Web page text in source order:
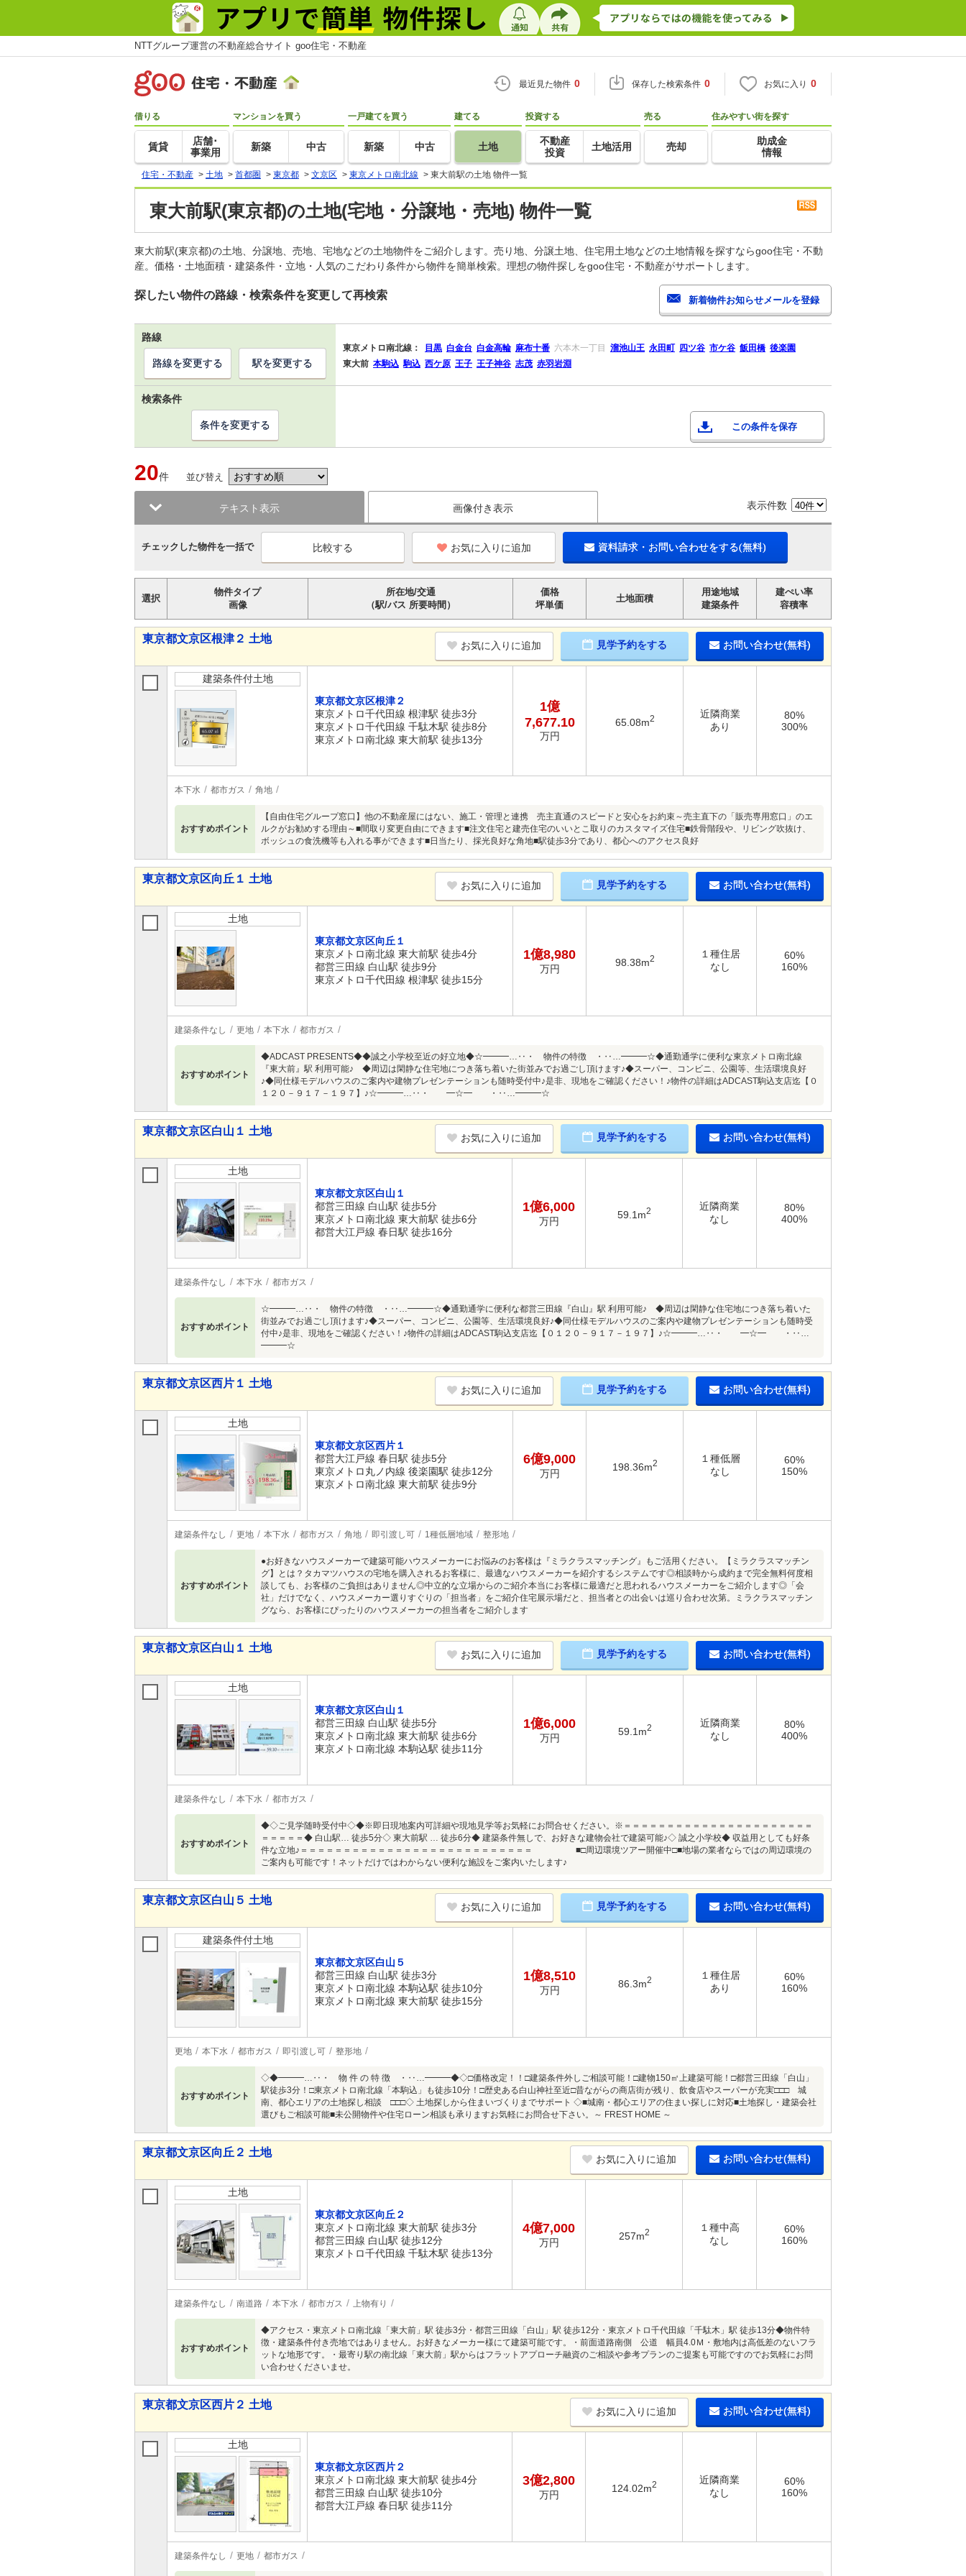
NTTグループ運営の不動産総合サイト goo住宅・不動産
最近見た物件 0 保存した検索条件 0 お気に入り 0
借りる
賃貸
店舗･
事業用
マンションを買う
新築 中古
一戸建てを買う
新築 中古
建てる
土地
投資する
不動産
投資
土地活用
売る
売却
住みやすい街を探す
助成金
情報
住宅・不動産 > 土地 > 首都圏 > 東京都 > 文京区 > 東京メトロ南北線 > 東大前駅の土地 物件一覧
東大前駅(東京都)の土地(宅地・分譲地・売地) 物件一覧
東大前駅(東京都)の土地、分譲地、売地、宅地などの土地物件をご紹介します。売り地、分譲土地、住宅用土地などの土地情報を探すならgoo住宅・不動
産。価格・土地面積・建築条件・立地・人気のこだわり条件から物件を簡単検索。理想の物件探しをgoo住宅・不動産がサポートします。
探したい物件の路線・検索条件を変更して再検索
路線
東京メトロ南北線： 目黒 白金台 白金高輪 麻布十番 六本木一丁目 溜池山王 永田町 四ツ谷 市ケ谷 飯田橋 後楽園
東大前 本駒込 駒込 西ケ原 王子 王子神谷 志茂 赤羽岩淵
路線を変更する 駅を変更する
検索条件
この条件を保存
条件を変更する
20件 並び替え
テキスト表示 画像付き表示 表示件数
チェックした物件を一括で お気に入りに追加 資料請求・お問い合わせをする(無料)
選択
物件タイプ
画像
所在地/交通
（駅/バス 所要時間）
価格
坪単価
土地面積
用途地域
建築条件
建ぺい率
容積率
東京都文京区根津２ 土地
お気に入りに追加 見学予約をする お問い合わせ(無料)
建築条件付土地
東京都文京区根津２
東京メトロ千代田線 根津駅 徒歩3分
東京メトロ千代田線 千駄木駅 徒歩8分
東京メトロ南北線 東大前駅 徒歩13分
1億
7,677.10
万円
65.08m2
近隣商業
あり
80%
300%
本下水 都市ガス 角地
おすすめポイント
【自由住宅グループ窓口】他の不動産屋にはない、施工・管理と連携 売主直通のスピードと安心をお約束～売主直下の「販売専用窓口」のエ
ルクがお勧めする理由～■間取り変更自由にできます■注文住宅と建売住宅のいいとこ取りのカスタマイズ住宅■鉄骨階段や、リビング吹抜け、
ボッシュの食洗機等も入れる事ができます■日当たり、採光良好な角地■駅徒歩3分であり、都心へのアクセス良好
東京都文京区向丘１ 土地
お気に入りに追加 見学予約をする お問い合わせ(無料)
土地
東京都文京区向丘１
東京メトロ南北線 東大前駅 徒歩4分
都営三田線 白山駅 徒歩9分
東京メトロ千代田線 根津駅 徒歩15分
1億8,980
万円
98.38m2
１種住居
なし
60%
160%
建築条件なし 更地 本下水 都市ガス
おすすめポイント
◆ADCAST PRESENTS◆◆誠之小学校至近の好立地◆☆━━━…‥・ 物件の特徴 ・‥…━━━☆◆通勤通学に便利な東京メトロ南北線
『東大前』駅 利用可能♪ ◆周辺は閑静な住宅地につき落ち着いた街並みでお過ごし頂けます♪◆スーパー、コンビニ、公園等、生活環境良好
♪◆同仕様モデルハウスのご案内や建物プレゼンテーションも随時受付中♪是非、現地をご確認ください！♪物件の詳細はADCAST駒込支店迄【０
１２０－９１７－１９７】♪☆━━━…‥・ ━☆━ ・‥…━━━☆
東京都文京区白山１ 土地
お気に入りに追加 見学予約をする お問い合わせ(無料)
土地
東京都文京区白山１
都営三田線 白山駅 徒歩5分
東京メトロ南北線 東大前駅 徒歩6分
都営大江戸線 春日駅 徒歩16分
1億6,000
万円
59.1m2
近隣商業
なし
80%
400%
建築条件なし 本下水 都市ガス
おすすめポイント
☆━━━…‥・ 物件の特徴 ・‥…━━━☆◆通勤通学に便利な都営三田線『白山』駅 利用可能♪ ◆周辺は閑静な住宅地につき落ち着いた
街並みでお過ごし頂けます♪◆スーパー、コンビニ、公園等、生活環境良好♪◆同仕様モデルハウスのご案内や建物プレゼンテーションも随時受
付中♪是非、現地をご確認ください！♪物件の詳細はADCAST駒込支店迄【０１２０－９１７－１９７】♪☆━━━…‥・ ━☆━ ・‥…
━━━☆
東京都文京区西片１ 土地
お気に入りに追加 見学予約をする お問い合わせ(無料)
土地
東京都文京区西片１
都営大江戸線 春日駅 徒歩5分
東京メトロ丸ノ内線 後楽園駅 徒歩12分
東京メトロ南北線 東大前駅 徒歩9分
6億9,000
万円
198.36m2
１種低層
なし
60%
150%
建築条件なし 更地 本下水 都市ガス 角地 即引渡し可 1種低層地域 整形地
おすすめポイント
●お好きなハウスメーカーで建築可能ハウスメーカーにお悩みのお客様は『ミラクラスマッチング』もご活用ください。【ミラクラスマッチン
グ】とは？タカマツハウスの宅地を購入されるお客様に、最適なハウスメーカーを紹介するシステムです◎相談時から成約まで完全無料何度相
談しても、お客様のご負担はありません◎中立的な立場からのご紹介本当にお客様に最適だと思われるハウスメーカーをご紹介します◎「会
社」だけでなく、ハウスメーカー選りすぐりの「担当者」をご紹介住宅展示場だと、担当者との出会いは巡り合わせ次第。ミラクラスマッチン
グなら、お客様にぴったりのハウスメーカーの担当者をご紹介します
東京都文京区白山１ 土地
お気に入りに追加 見学予約をする お問い合わせ(無料)
土地
東京都文京区白山１
都営三田線 白山駅 徒歩5分
東京メトロ南北線 東大前駅 徒歩6分
東京メトロ南北線 本駒込駅 徒歩11分
1億6,000
万円
59.1m2
近隣商業
なし
80%
400%
建築条件なし 本下水 都市ガス
おすすめポイント
◆◇ご見学随時受付中◇◆※即日現地案内可詳細や現地見学等お気軽にお問合せください。※＝＝＝＝＝＝＝＝＝＝＝＝＝＝＝＝＝＝＝＝＝＝
＝＝＝＝＝◆ 白山駅… 徒歩5分◇ 東大前駅 … 徒歩6分◆ 建築条件無しで、お好きな建物会社で建築可能♪◇ 誠之小学校◆ 収益用としても好条
件な立地♪＝＝＝＝＝＝＝＝＝＝＝＝＝＝＝＝＝＝＝＝＝＝＝＝＝＝＝ ■□周辺環境ツアー開催中□■地場の業者ならではの周辺環境の
ご案内も可能です！ネットだけではわからない便利な施設をご案内いたします♪
東京都文京区白山５ 土地
お気に入りに追加 見学予約をする お問い合わせ(無料)
建築条件付土地
東京都文京区白山５
都営三田線 白山駅 徒歩3分
東京メトロ南北線 本駒込駅 徒歩10分
東京メトロ南北線 東大前駅 徒歩15分
1億8,510
万円
86.3m2
１種住居
あり
60%
160%
更地 本下水 都市ガス 即引渡し可 整形地
おすすめポイント
◇◆━━━…‥・ 物 件 の 特 徴 ・‥…━━━◆◇□価格改定！！□建築条件外しご相談可能！□建物150㎡上建築可能！□都営三田線「白山」
駅徒歩3分！□東京メトロ南北線「本駒込」も徒歩10分！□歴史ある白山神社至近□昔ながらの商店街が残り、飲食店やスーパーが充実□□□ 城
南、都心エリアの土地探し相談 □□□◇ 土地探しから住まいづくりまでサポート ◇■城南・都心エリアの住まい探しに対応■土地探し・建築会社
選びもご相談可能■未公開物件や住宅ローン相談も承りますお気軽にお問合せ下さい。～ FREST HOME ～
東京都文京区向丘２ 土地
お気に入りに追加 お問い合わせ(無料)
土地
東京都文京区向丘２
東京メトロ南北線 東大前駅 徒歩3分
都営三田線 白山駅 徒歩12分
東京メトロ千代田線 千駄木駅 徒歩13分
4億7,000
万円
257m2
１種中高
なし
60%
160%
建築条件なし 南道路 本下水 都市ガス 上物有り
おすすめポイント
◆アクセス・東京メトロ南北線「東大前」駅 徒歩3分・都営三田線「白山」駅 徒歩12分・東京メトロ千代田線「千駄木」駅 徒歩13分◆物件特
徴・建築条件付き売地ではありません。お好きなメーカー様にて建築可能です。・前面道路南側 公道 幅員4.0Ｍ・敷地内は高低差のないフラ
ットな地形です。・最寄り駅の南北線「東大前」駅からはフラットアプローチ融資のご相談や参考プランのご提案も可能ですのでお気軽にお問
い合わせくださいませ。
東京都文京区西片２ 土地
お気に入りに追加 お問い合わせ(無料)
土地
東京都文京区西片２
東京メトロ南北線 東大前駅 徒歩4分
都営三田線 白山駅 徒歩10分
都営大江戸線 春日駅 徒歩11分
3億2,800
万円
124.02m2
近隣商業
なし
60%
160%
建築条件なし 更地 都市ガス